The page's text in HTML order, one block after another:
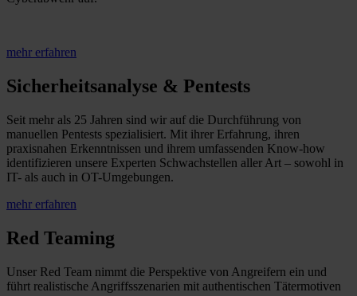
mehr erfahren
Sicherheitsanalyse & Pentests
Seit mehr als 25 Jahren sind wir auf die Durchführung von
manuellen Pentests spezialisiert. Mit ihrer Erfahrung, ihren
praxisnahen Erkenntnissen und ihrem umfassenden Know-how
identifizieren unsere Experten Schwachstellen aller Art – sowohl in
IT- als auch in OT-Umgebungen.
mehr erfahren
Red Teaming
Unser Red Team nimmt die Perspektive von Angreifern ein und
führt realistische Angriffsszenarien mit authentischen Tätermotiven